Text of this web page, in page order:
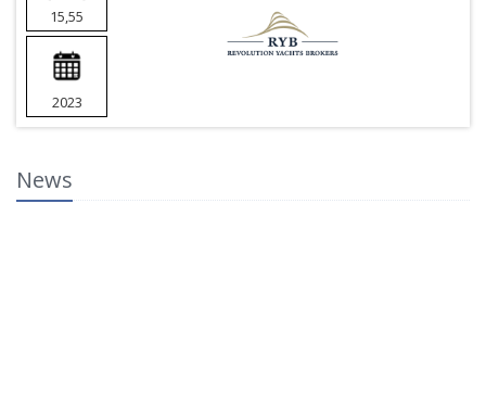
15,55
2023
News